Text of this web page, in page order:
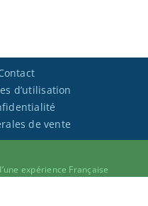
d’utilisation
de vente
expérience Française